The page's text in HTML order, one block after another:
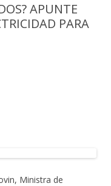
APUNTE
PARA
Ministra de